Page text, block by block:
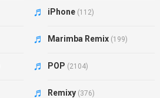
iPhone (112)
Marimba Remix (199)
POP (2104)
Remixy (376)